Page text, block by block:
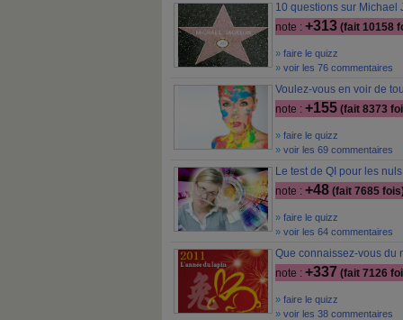
10 questions sur Michael
note : +313 (fait 10158
» faire le quizz
» voir les 76 commentaires
Voulez-vous en voir de
note : +155 (fait 8373
» faire le quizz
» voir les 69 commentaires
Le test de QI pour les
note : +48 (fait 7685
» faire le quizz
» voir les 64 commentaires
Que connaissez-vous du
note : +337 (fait 7126
» faire le quizz
» voir les 38 commentaires